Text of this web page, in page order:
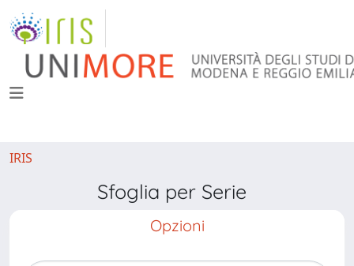
IRIS
Sfoglia per Serie
Opzioni